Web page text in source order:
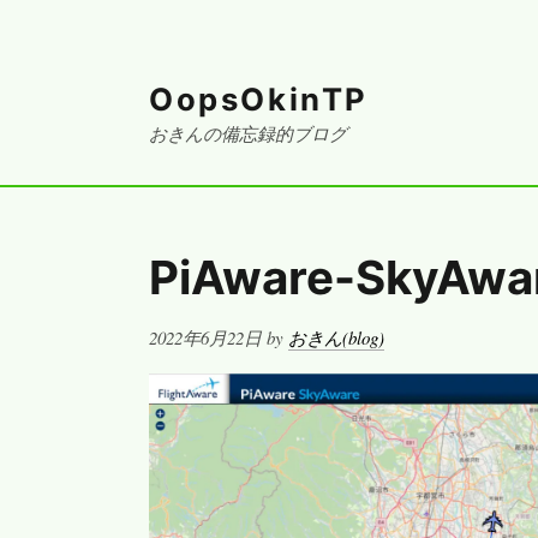
OopsOkinTP
おきんの備忘録的ブログ
PiAware-
Posted
2022年6月22日 by おきん(blog)